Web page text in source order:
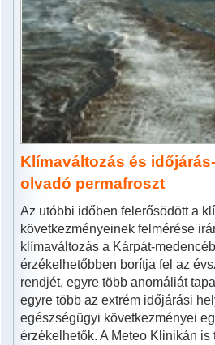
Klímaváltozás és
olvadó permafroszt
Az utóbbi időben felerősödött a
következményeinek felmérése
klímaváltozás a Kárpát-
érzékelhetőbben borítja fel az
rendjét, egyre több anomáliát
egyre több az extrém időjárási
egészségügyi következményei
érzékelhetők. A Meteo Klinikán is